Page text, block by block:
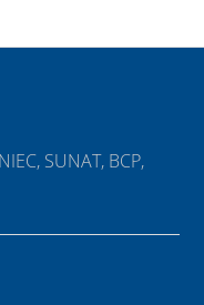
SUNAT, BCP,